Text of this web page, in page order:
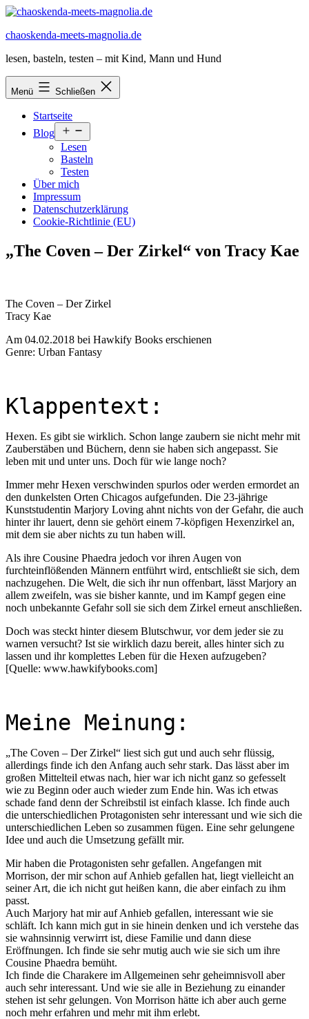
Zum
springen
chaoskenda-meets-magnolia.de
lesen, basteln, testen – mit Kind, Mann und Hund
Menü Schließen
Startseite
Blog
öffnen
Lesen
Basteln
Testen
Über mich
Impressum
Datenschutzerklärung
Cookie-Richtlinie (EU)
„The Coven – Der Zirkel“ von Tracy Kae
The Coven – Der Zirkel
Tracy Kae
Am 04.02.2018 bei Hawkify Books erschienen
Genre: Urban Fantasy
Klappentext:
Hexen. Es gibt sie wirklich. Schon lange zaubern sie nicht mehr mit
Zauberstäben und Büchern, denn sie haben sich angepasst. Sie
leben mit und unter uns. Doch für wie lange noch?
Immer mehr Hexen verschwinden spurlos oder werden ermordet an
den dunkelsten Orten Chicagos aufgefunden. Die 23-jährige
Kunststudentin Marjory Loving ahnt nichts von der Gefahr, die auch
hinter ihr lauert, denn sie gehört einem 7-köpfigen Hexenzirkel an,
mit dem sie aber nichts zu tun haben will.
Als ihre Cousine Phaedra jedoch vor ihren Augen von
furchteinflößenden Männern entführt wird, entschließt sie sich, dem
nachzugehen. Die Welt, die sich ihr nun offenbart, lässt Marjory an
allem zweifeln, was sie bisher kannte, und im Kampf gegen eine
noch unbekannte Gefahr soll sie sich dem Zirkel erneut anschließen.
Doch was steckt hinter diesem Blutschwur, vor dem jeder sie zu
warnen versucht? Ist sie wirklich dazu bereit, alles hinter sich zu
lassen und ihr komplettes Leben für die Hexen aufzugeben?
[Quelle: www.hawkifybooks.com]
Meine Meinung:
„The Coven – Der Zirkel“ liest sich gut und auch sehr flüssig,
allerdings finde ich den Anfang auch sehr stark. Das lässt aber im
großen Mittelteil etwas nach, hier war ich nicht ganz so gefesselt
wie zu Beginn oder auch wieder zum Ende hin. Was ich etwas
schade fand denn der Schreibstil ist einfach klasse. Ich finde auch
die unterschiedlichen Protagonisten sehr interessant und wie sich die
unterschiedlichen Leben so zusammen fügen. Eine sehr gelungene
Idee und auch die Umsetzung gefällt mir.
Mir haben die Protagonisten sehr gefallen. Angefangen mit
Morrison, der mir schon auf Anhieb gefallen hat, liegt vielleicht an
seiner Art, die ich nicht gut heißen kann, die aber einfach zu ihm
passt.
Auch Marjory hat mir auf Anhieb gefallen, interessant wie sie
schläft. Ich kann mich gut in sie hinein denken und ich verstehe das
sie wahnsinnig verwirrt ist, diese Familie und dann diese
Eröffnungen. Ich finde sie sehr mutig auch wie sie sich um ihre
Cousine Phaedra bemüht.
Ich finde die Charakere im Allgemeinen sehr geheimnisvoll aber
auch sehr interessant. Und wie sie alle in Beziehung zu einander
stehen ist sehr gelungen. Von Morrison hätte ich aber auch gerne
noch mehr erfahren und mehr mit ihm erlebt.